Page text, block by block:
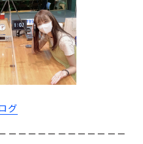
グ
－－－－－－－－－－－－